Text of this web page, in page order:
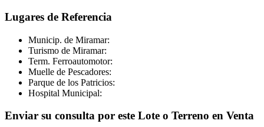
Lugares de Referencia
Municip. de Miramar:
Turismo de Miramar:
Term. Ferroautomotor:
Muelle de Pescadores:
Parque de los Patricios:
Hospital Municipal:
Enviar su consulta por este Lote o Terreno en Venta